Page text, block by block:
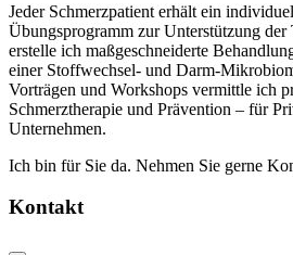
Jeder Schmerzpatient erhält ein
Übungsprogramm zur Unterstützung der
erstelle ich maßgeschneiderte
einer Stoffwechsel- und Darm-
Vorträgen und Workshops vermittle ich
Schmerztherapie und Prävention – für
Unternehmen.
Ich bin für Sie da. Nehmen Sie gerne
Kontakt